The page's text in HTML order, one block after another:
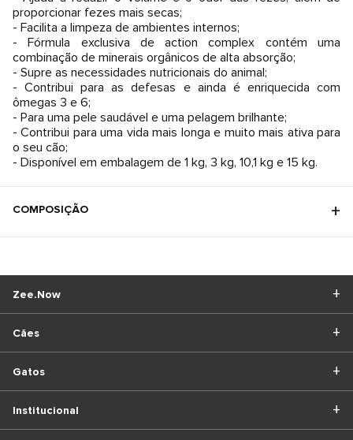
proporcionar fezes mais secas;
- Facilita a limpeza de ambientes internos;
- Fórmula exclusiva de action complex contém uma
combinação de minerais orgânicos de alta absorção;
- Supre as necessidades nutricionais do animal;
- Contribui para as defesas e ainda é enriquecida com
ômegas 3 e 6;
- Para uma pele saudável e uma pelagem brilhante;
- Contribui para uma vida mais longa e muito mais ativa para
o seu cão;
- Disponível em embalagem de 1 kg, 3 kg, 10,1 kg e 15 kg.
COMPOSIÇÃO
Cães
Gatos
Zee.Now
Institucional